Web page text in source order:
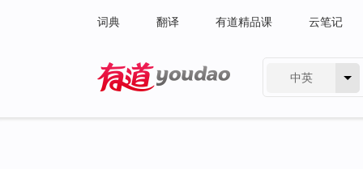
词典 翻译 有道精品课 云笔记
中英